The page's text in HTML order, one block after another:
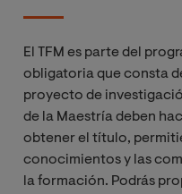
El TFM es parte del
obligatoria que consta
proyecto de
de la Maestría deben
obtener el título,
conocimientos y las
la formación. Podrás